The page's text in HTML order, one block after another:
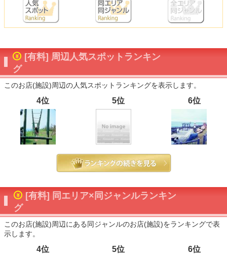
[有料] 周辺人気スポットランキン
グ
このお店(施設)周辺の人気スポットランキングを表示します。
4位 5位 6位
[有料] 同エリア×同ジャンルランキン
グ
このお店(施設)周辺にある同ジャンルのお店(施設)をランキングで表
示します。
4位 5位 6位